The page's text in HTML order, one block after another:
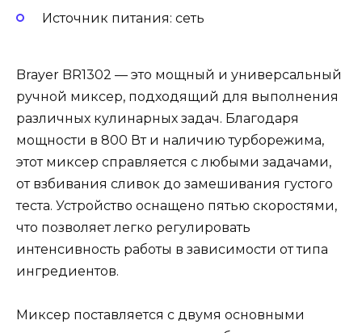
Источник питания: сеть
Brayer BR1302 — это мощный и универсальный
ручной миксер, подходящий для выполнения
различных кулинарных задач. Благодаря
мощности в 800 Вт и наличию турборежима,
этот миксер справляется с любыми задачами,
от взбивания сливок до замешивания густого
теста. Устройство оснащено пятью скоростями,
что позволяет легко регулировать
интенсивность работы в зависимости от типа
ингредиентов.
Миксер поставляется с двумя основными